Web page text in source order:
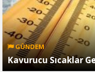
GÜNDEM
Kavurucu Sıcaklar